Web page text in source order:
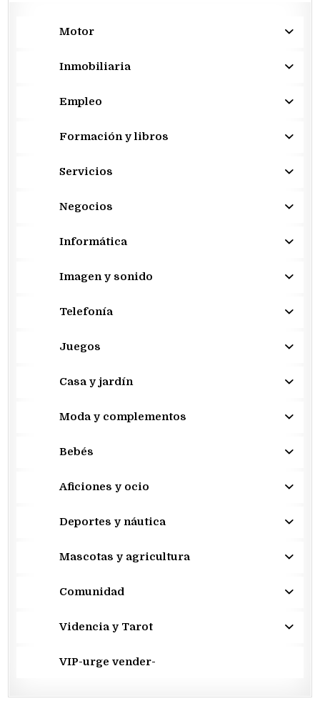
Motor
Inmobiliaria
Empleo
Formación y libros
Servicios
Negocios
Informática
Imagen y sonido
Telefonía
Juegos
Casa y jardín
Moda y complementos
Bebés
Aficiones y ocio
Deportes y náutica
Mascotas y agricultura
Comunidad
Videncia y Tarot
VIP-urge vender-